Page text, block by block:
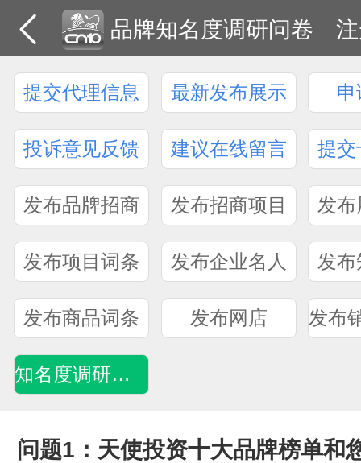
品牌知名度调研问卷
提交代理信息 最新发布展示 申
投诉意见反馈 建议在线留言 提交
发布品牌招商 发布招商项目 发
发布项目词条 发布企业名人 发
发布商品词条 发布网店
知名度调研问卷
问题1：天使投资十大品牌榜单和